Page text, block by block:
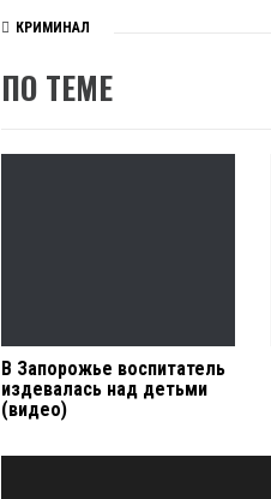
КРИМИНАЛ
ПО ТЕМЕ
В Запорожье воспитатель
издевалась над детьми
(видео)
Навигация